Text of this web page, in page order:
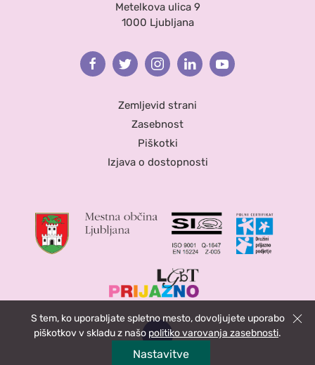
Metelkova ulica 9
1000 Ljubljana
FacebookTwitterInstagramLinkedinYoutube
Zemljevid strani
Zasebnost
Piškotki
Izjava o dostopnosti
S tem, ko uporabljate spletno mesto, dovoljujete uporabo
piškotkov v skladu z našo politiko varovanja zasebnosti.
Nastavitve
Zapri